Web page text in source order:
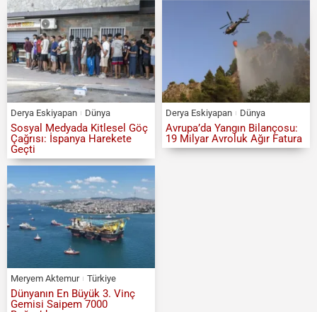
Derya Eskiyapan Dünya
Sosyal Medyada Kitlesel Göç
Çağrısı: İspanya Harekete
Geçti
Derya Eskiyapan Dünya
Avrupa’da Yangın Bilançosu:
19 Milyar Avroluk Ağır Fatura
Meryem Aktemur Türkiye
Dünyanın En Büyük 3. Vinç
Gemisi Saipem 7000